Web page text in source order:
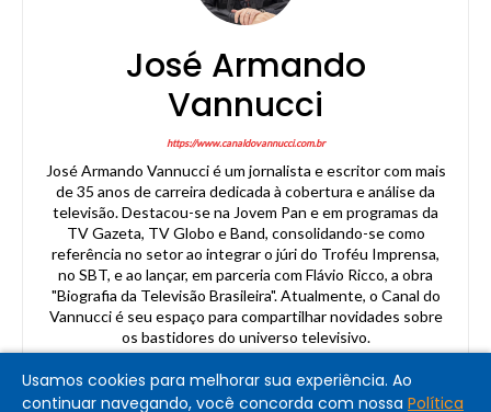
José Armando
Vannucci
https://www.canaldovannucci.com.br
José Armando Vannucci é um jornalista e escritor com mais
de 35 anos de carreira dedicada à cobertura e análise da
televisão. Destacou-se na Jovem Pan e em programas da
TV Gazeta, TV Globo e Band, consolidando-se como
referência no setor ao integrar o júri do Troféu Imprensa,
no SBT, e ao lançar, em parceria com Flávio Ricco, a obra
"Biografia da Televisão Brasileira". Atualmente, o Canal do
Vannucci é seu espaço para compartilhar novidades sobre
os bastidores do universo televisivo.
Usamos cookies para melhorar sua experiência. Ao
continuar navegando, você concorda com nossa Política